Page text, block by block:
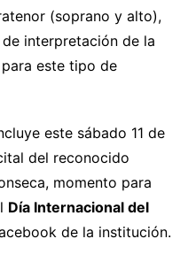
(soprano y alto),
interpretación de la
este tipo de
este sábado 11 de
del reconocido
momento para
Día Internacional del
de la institución.